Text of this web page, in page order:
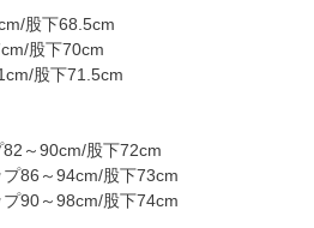
股下68.5cm
股下70cm
股下71.5cm
～90cm/股下72cm
86～94cm/股下73cm
90～98cm/股下74cm